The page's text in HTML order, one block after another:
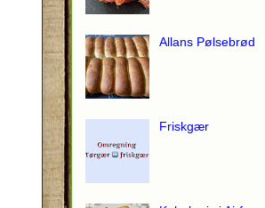
Allans Pølsebrød
Friskgær